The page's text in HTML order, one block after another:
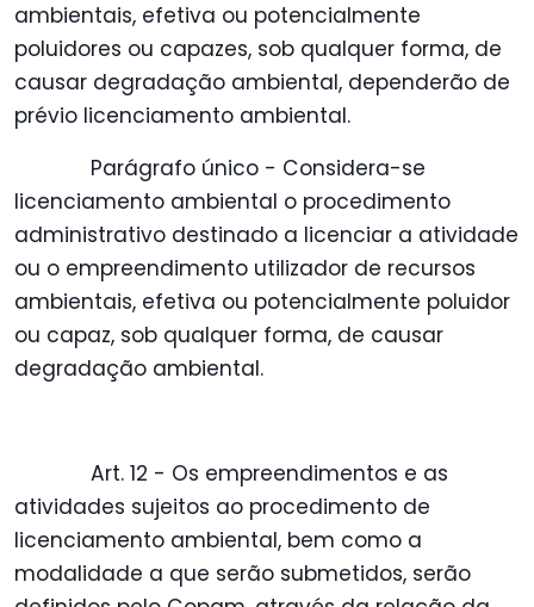
ambientais, efetiva ou potencialmente
poluidores ou capazes, sob qualquer forma, de
causar degradação ambiental, dependerão de
prévio licenciamento ambiental.
Parágrafo único - Considera-se
licenciamento ambiental o procedimento
administrativo destinado a licenciar a atividade
ou o empreendimento utilizador de recursos
ambientais, efetiva ou potencialmente poluidor
ou capaz, sob qualquer forma, de causar
degradação ambiental.
Art. 12 - Os empreendimentos e as
atividades sujeitos ao procedimento de
licenciamento ambiental, bem como a
modalidade a que serão submetidos, serão